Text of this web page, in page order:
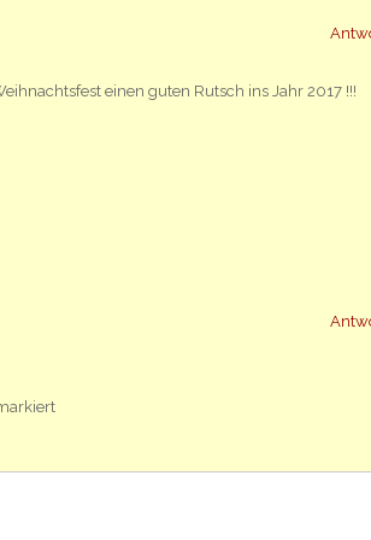
einen guten Rutsch ins Jahr 2017 !!!